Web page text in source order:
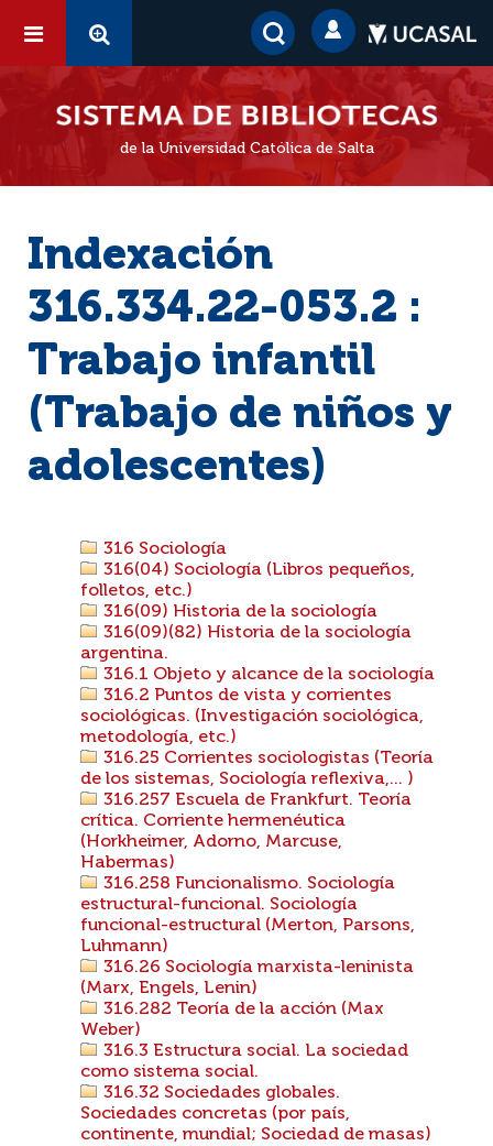
de la Universidad Católica de Salta
Indexación
316.334.22-053.2 :
Trabajo infantil
(Trabajo de niños y
adolescentes)
316 Sociología
316(04) Sociología (Libros pequeños,
folletos, etc.)
316(09) Historia de la sociología
316(09)(82) Historia de la sociología
argentina.
316.1 Objeto y alcance de la sociología
316.2 Puntos de vista y corrientes
sociológicas. (Investigación sociológica,
metodología, etc.)
316.25 Corrientes sociologistas (Teoría
de los sistemas, Sociología reflexiva,... )
316.257 Escuela de Frankfurt. Teoría
crítica. Corriente hermenéutica
(Horkheimer, Adorno, Marcuse,
Habermas)
316.258 Funcionalismo. Sociología
estructural-funcional. Sociología
funcional-estructural (Merton, Parsons,
Luhmann)
316.26 Sociología marxista-leninista
(Marx, Engels, Lenin)
316.282 Teoría de la acción (Max
Weber)
316.3 Estructura social. La sociedad
como sistema social.
316.32 Sociedades globales.
Sociedades concretas (por país,
continente, mundial; Sociedad de masas)